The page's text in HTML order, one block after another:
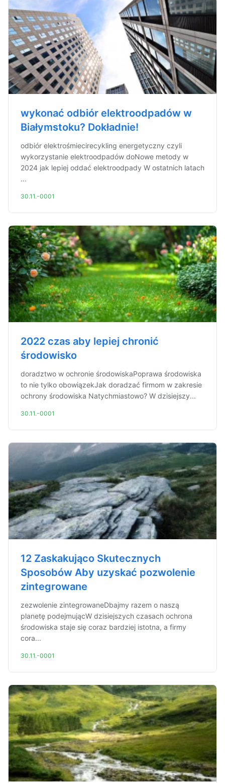
wykonać odbiór elektroodpadów w
Białymstoku? Dokładnie!
odbiór elektrośmiecirecykling energetyczny czyli
wykorzystanie elektroodpadów doNowe metody w
2024 jak lepiej oddać elektroodpady W ostatnich latach
...
30.11.-0001
2022 czas aby lepiej chronić
środowisko
doradztwo w ochronie środowiskaPoprawa środowiska
to nie tylko obowiązekJak doradzać firmom w zakresie
ochrony środowiska Natychmiastowo? W dzisiejszy...
30.11.-0001
12 Zaskakująco Skutecznych
Sposobów Aby uzyskać pozwolenie
zintegrowane
zezwolenie zintegrowaneDbajmy razem o naszą
planetę podejmującW dzisiejszych czasach ochrona
środowiska staje się coraz bardziej istotna, a firmy
cora...
30.11.-0001